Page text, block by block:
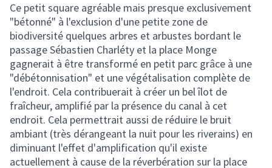
Ce petit square agréable mais presque exclusivement
"bétonné" à l'exclusion d'une petite zone de
biodiversité quelques arbres et arbustes bordant le
passage Sébastien Charléty et la place Monge
gagnerait à être transformé en petit parc grâce à une
"débétonnisation" et une végétalisation complète de
l'endroit. Cela contribuerait à créer un bel îlot de
fraîcheur, amplifié par la présence du canal à cet
endroit. Cela permettrait aussi de réduire le bruit
ambiant (très dérangeant la nuit pour les riverains) en
diminuant l'effet d'amplification qu'il existe
actuellement à cause de la réverbération sur la place